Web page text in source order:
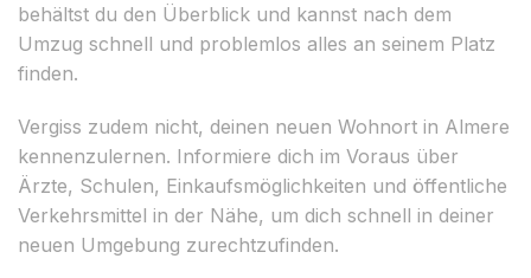
behältst du den Überblick und kannst nach dem
Umzug schnell und problemlos alles an seinem Platz
finden.
Vergiss zudem nicht, deinen neuen Wohnort in Almere
kennenzulernen. Informiere dich im Voraus über
Ärzte, Schulen, Einkaufsmöglichkeiten und öffentliche
Verkehrsmittel in der Nähe, um dich schnell in deiner
neuen Umgebung zurechtzufinden.